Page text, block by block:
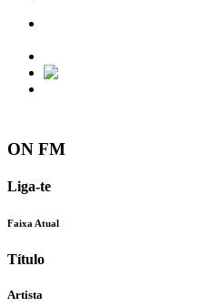
ON FM
Liga-te
Faixa Atual
Título
Artista